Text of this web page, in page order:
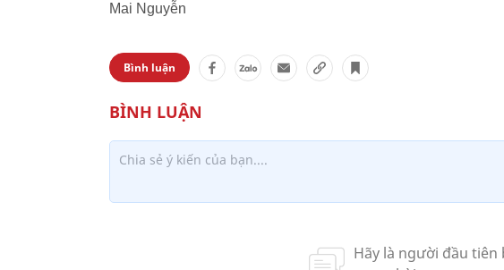
Mai Nguyễn
Bình luận